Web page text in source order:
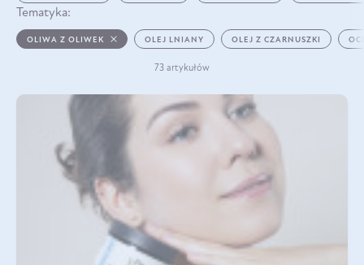
Tematyka:
OLIWA Z OLIWEK OLEJ LNIANY OLEJ Z CZARNUSZKI
73 artykułów